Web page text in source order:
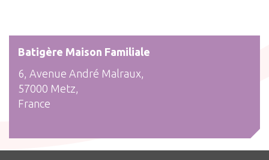
Batigère Maison Familiale
6, Avenue André Malraux,
57000 Metz,
France